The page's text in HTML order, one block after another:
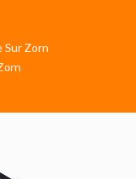
Sur Zorn